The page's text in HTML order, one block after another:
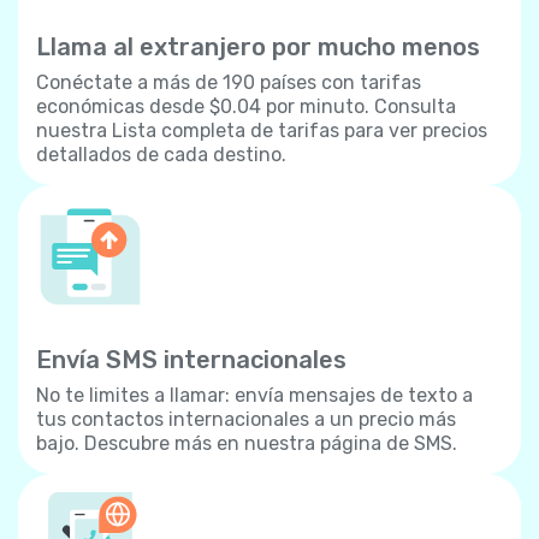
Llama al extranjero por mucho menos
Conéctate a más de 190 países con tarifas
económicas desde $0.04 por minuto. Consulta
nuestra Lista completa de tarifas para ver precios
detallados de cada destino.
Envía SMS internacionales
No te limites a llamar: envía mensajes de texto a
tus contactos internacionales a un precio más
bajo. Descubre más en nuestra página de SMS.